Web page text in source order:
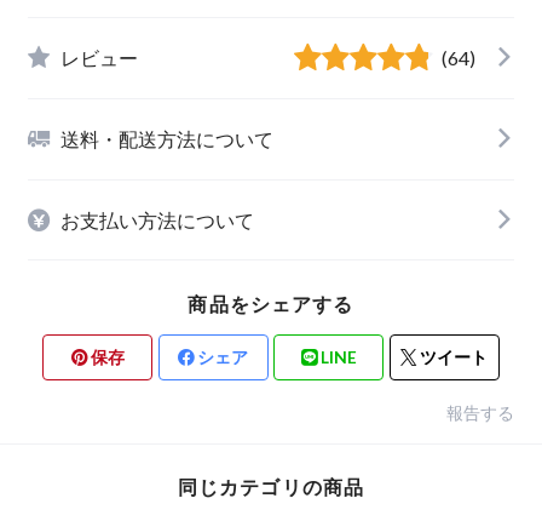
レビュー (64)
送料・配送方法について
お支払い方法について
商品をシェアする
保存 シェア LINE ツイート
報告する
同じカテゴリの商品